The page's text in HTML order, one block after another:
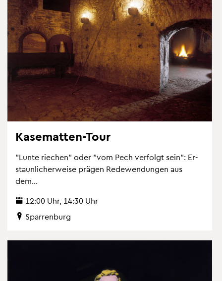
Ka­se­mat­ten-Tour
"Lunte rie­chen" oder "vom Pech ver­folgt sein": Er­
staun­li­cher­wei­se prä­gen Re­de­wen­dun­gen aus
dem...
12:00 Uhr, 14:30 Uhr
Spar­ren­burg